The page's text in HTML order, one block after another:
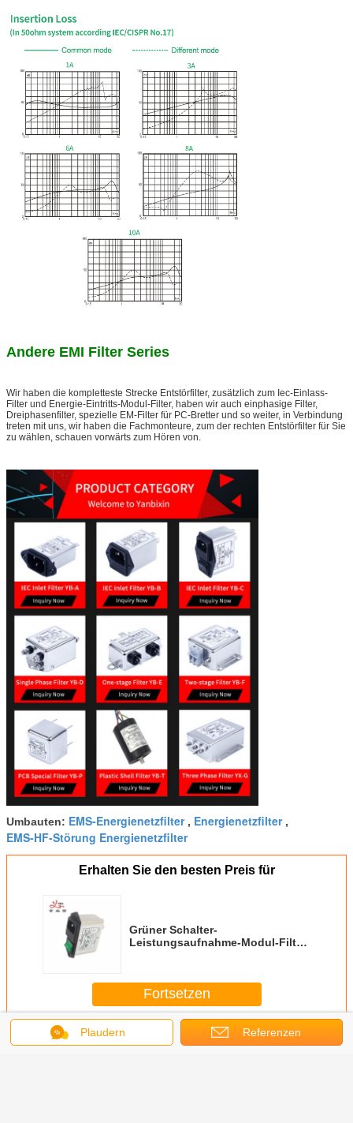
Andere EMI Filter Series
Wir haben die kompletteste Strecke Entstörfilter, zusätzlich zum Iec-Einlass-
Filter und Energie-Eintritts-Modul-Filter, haben wir auch einphasige Filter,
Dreiphasenfilter, spezielle EM-Filter für PC-Bretter und so weiter, in Verbindung
treten mit uns, wir haben die Fachmonteure, zum der rechten Entstörfilter für Sie
zu wählen, schauen vorwärts zum Hören von
Umbauten: EMS-Energienetzfilter, Energienetzfilter,
EMS-HF-Störung Energienetzfilter
Erhalten Sie den besten Preis für
Grüner Schalter-
Leistungsaufnahme-Modul-Filter
Fortsetzen
EMS-Energiefilter
Plaudern Referenzen